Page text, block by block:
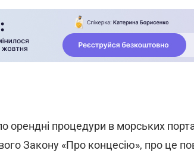
орендні процедури в морських
Закону «Про концесію», про це